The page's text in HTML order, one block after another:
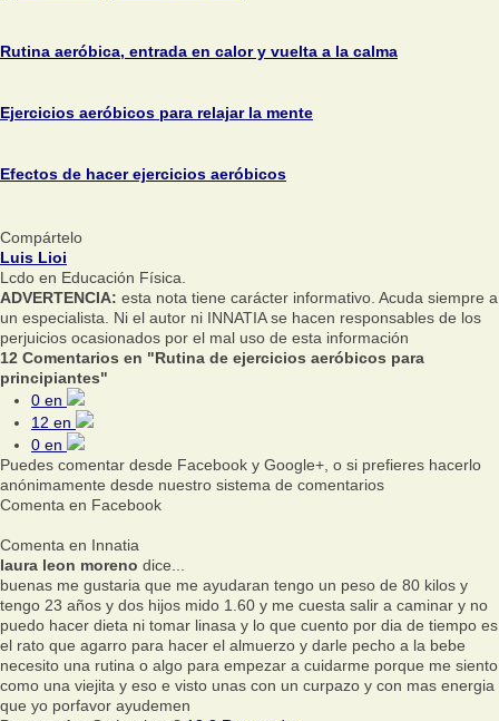
Rutina aeróbica, entrada en calor y vuelta a la calma
Ejercicios aeróbicos para relajar la mente
Efectos de hacer ejercicios aeróbicos
Compártelo
Luis Lioi
Lcdo en Educación Física.
ADVERTENCIA: esta nota tiene carácter informativo. Acuda siempre a
un especialista. Ni el autor ni INNATIA se hacen responsables de los
perjuicios ocasionados por el mal uso de esta información
12 Comentarios en "Rutina de ejercicios aeróbicos para
principiantes"
0 en
12 en
0 en
Puedes comentar desde Facebook y Google+, o si prefieres hacerlo
anónimamente desde nuestro sistema de comentarios
Comenta en Facebook
Comenta en Innatia
laura leon moreno dice...
buenas me gustaria que me ayudaran tengo un peso de 80 kilos y
tengo 23 años y dos hijos mido 1.60 y me cuesta salir a caminar y no
puedo hacer dieta ni tomar linasa y lo que cuento por dia de tiempo es
el rato que agarro para hacer el almuerzo y darle pecho a la bebe
necesito una rutina o algo para empezar a cuidarme porque me siento
como una viejita y eso e visto unas con un curpazo y con mas energia
que yo porfavor ayudemen